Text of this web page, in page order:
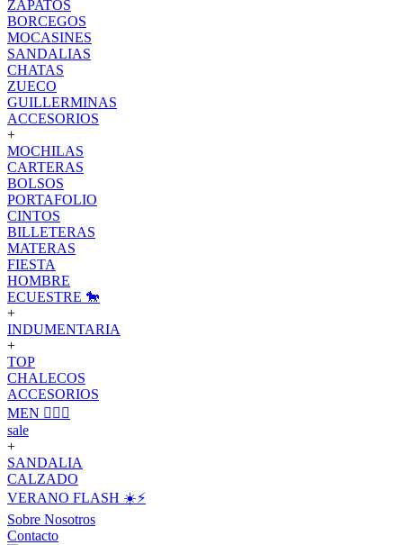
ZAPATOS
BORCEGOS
MOCASINES
SANDALIAS
CHATAS
ZUECO
GUILLERMINAS
ACCESORIOS
+
MOCHILAS
CARTERAS
BOLSOS
PORTAFOLIO
CINTOS
BILLETERAS
MATERAS
FIESTA
HOMBRE
ECUESTRE 🐎
+
INDUMENTARIA
+
TOP
CHALECOS
ACCESORIOS
MEN 🙋🏽‍♂️
sale
+
SANDALIA
CALZADO
VERANO FLASH ☀️⚡️
Sobre Nosotros
Contacto